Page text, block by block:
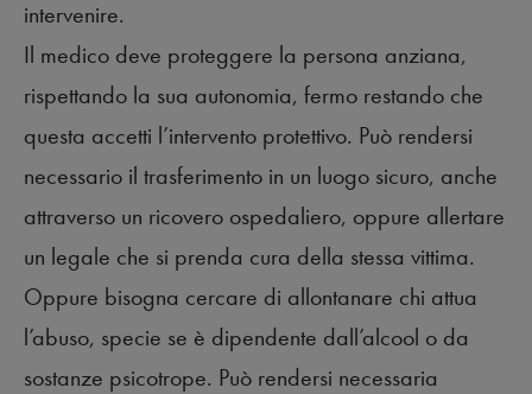
intervenire.
Il medico deve proteggere la persona anziana,
rispettando la sua autonomia, fermo restando che
questa accetti l’intervento protettivo. Può rendersi
necessario il trasferimento in un luogo sicuro, anche
attraverso un ricovero ospedaliero, oppure allertare
un legale che si prenda cura della stessa vittima.
Oppure bisogna cercare di allontanare chi attua
l’abuso, specie se è dipendente dall’alcool o da
sostanze psicotrope. Può rendersi necessaria